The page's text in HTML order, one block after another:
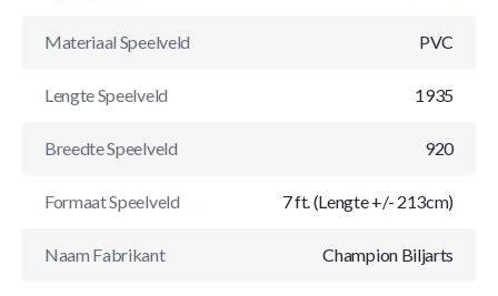
Materiaal Speelveld PVC
Lengte Speelveld 1935
Breedte Speelveld 920
Formaat Speelveld 7 ft. (Lengte +/- 213cm)
Naam Fabrikant Champion Biljarts